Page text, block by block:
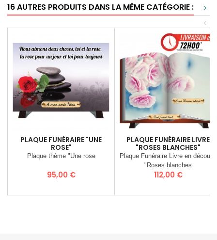
16 AUTRES PRODUITS DANS LA MÊME CATÉGORIE :
>
<
PLAQUE FUNÉRAIRE "UNE
ROSE"
Plaque thème "Une rose
Prix
95,00 €
PLAQUE FUNÉRAIRE LIVRE
"ROSES BLANCHES"
Plaque Funéraire Livre en découpe
"Roses blanches
Prix
112,00 €